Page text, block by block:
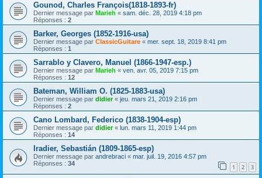
Gounod, Charles François(1818-1893-fr)
Dernier message par Marieh « sam. déc. 28, 2019 4:18 pm
Réponses : 2
Barker, Georges (1852-1916-usa)
Dernier message par ClassicGuitare « mer. sept. 18, 2019 8:41 pm
Réponses : 1
Sarrablo y Clavero, Manuel (1866-1947-esp.)
Dernier message par Marieh « ven. avr. 05, 2019 7:15 pm
Réponses : 12
Bateman, William O. (1825-1883-usa)
Dernier message par didier« jeu. mars 21, 2019 2:16 pm
Réponses : 2
Cano Lombard, Federico (1838-1904-esp)
Dernier message par didier« lun. mars 11, 2019 1:44 pm
Réponses : 14
Iradier, Sebastián (1809-1865-esp)
Dernier message par andrebraci « mar. juil. 19, 2016 4:57 pm
Réponses : 34 1 2 3